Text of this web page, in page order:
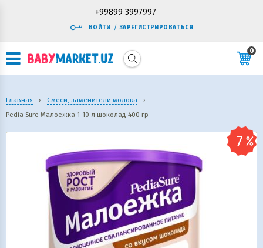
+99899 3997997
ВОЙТИ / ЗАРЕГИСТРИРОВАТЬСЯ
0
Главная › Смеси, заменители молока
›
Pedia Sure Малоежка 1-10 л шоколад 400 гр